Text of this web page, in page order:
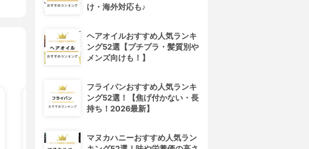
4位
け・海外対応も♪
ヘアオイルおすすめ人気ランキ
ング52選【プチプラ・髪質別や
メンズ向けも！】
フライパンおすすめ人気ランキ
ング52選！【焦げ付かない・長
持ち！2026最新】
マヌカハニーおすすめ人気ラン